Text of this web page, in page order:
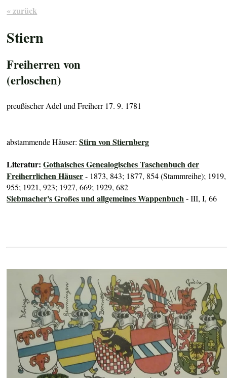
« zurück
Stiern
Freiherren von
(erloschen)
preußischer Adel und Freiherr 17. 9. 1781
abstammende Häuser:Stirn von Stiernberg
Literatur:Gothaisches Genealogisches Taschenbuch der
Freiherrlichen Häuser- 1873, 843; 1877, 854 (Stammreihe); 1919,
955; 1921, 923; 1927, 669; 1929, 682
Siebmacher's Großes und allgemeines Wappenbuch- III, I, 66